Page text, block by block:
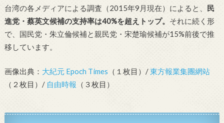
台湾の各メディアによる調査（2015年9月現在）によると、 民
進党・蔡英文候補の支持率は40%を超えトップ。 それに続く形
で、国民党・朱立倫候補と親民党・宋楚瑜候補が15%前後で推
移しています。
画像出典： 大紀元 Epoch Times （１枚目）/東方報業集團網站
（２枚目）/ 自由時報 （３枚目）